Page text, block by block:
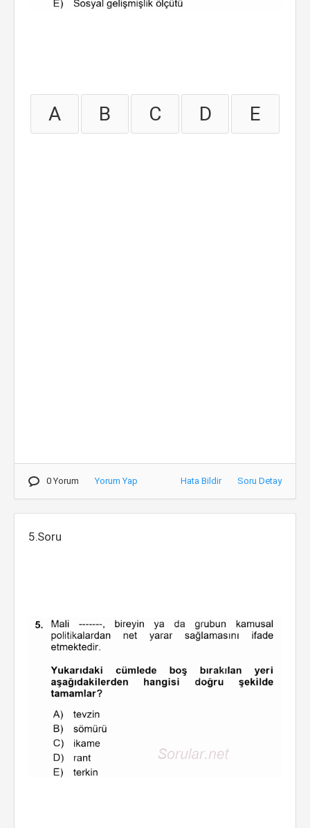
A B C D E
0 Yorum Yorum Yap Hata Bildir Soru Detay
5.Soru